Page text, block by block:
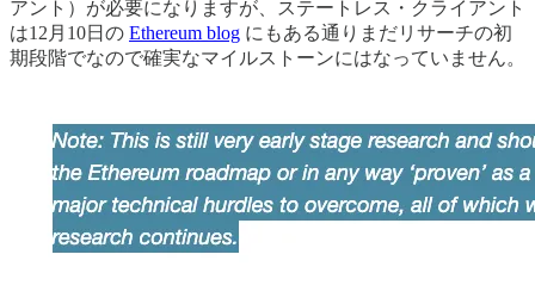
アント）が必要になりますが、ステートレス・クライアント
は12月10日の Ethereum blog にもある通りまだリサーチの初
期段階でなので確実なマイルストーンにはなっていません。